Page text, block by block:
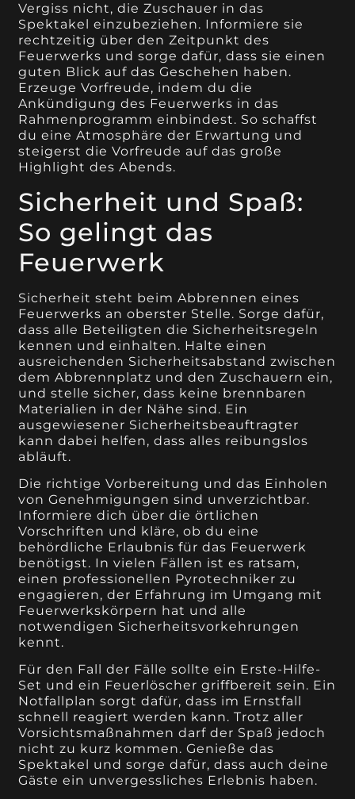
Vergiss nicht, die Zuschauer in das
Spektakel einzubeziehen. Informiere sie
rechtzeitig über den Zeitpunkt des
Feuerwerks und sorge dafür, dass sie einen
guten Blick auf das Geschehen haben.
Erzeuge Vorfreude, indem du die
Ankündigung des Feuerwerks in das
Rahmenprogramm einbindest. So schaffst
du eine Atmosphäre der Erwartung und
steigerst die Vorfreude auf das große
Highlight des Abends.
Sicherheit und Spaß:
So gelingt das
Feuerwerk
Sicherheit steht beim Abbrennen eines
Feuerwerks an oberster Stelle. Sorge dafür,
dass alle Beteiligten die Sicherheitsregeln
kennen und einhalten. Halte einen
ausreichenden Sicherheitsabstand zwischen
dem Abbrennplatz und den Zuschauern ein,
und stelle sicher, dass keine brennbaren
Materialien in der Nähe sind. Ein
ausgewiesener Sicherheitsbeauftragter
kann dabei helfen, dass alles reibungslos
abläuft.
Die richtige Vorbereitung und das Einholen
von Genehmigungen sind unverzichtbar.
Informiere dich über die örtlichen
Vorschriften und kläre, ob du eine
behördliche Erlaubnis für das Feuerwerk
benötigst. In vielen Fällen ist es ratsam,
einen professionellen Pyrotechniker zu
engagieren, der Erfahrung im Umgang mit
Feuerwerkskörpern hat und alle
notwendigen Sicherheitsvorkehrungen
kennt.
Für den Fall der Fälle sollte ein Erste-Hilfe-
Set und ein Feuerlöscher griffbereit sein. Ein
Notfallplan sorgt dafür, dass im Ernstfall
schnell reagiert werden kann. Trotz aller
Vorsichtsmaßnahmen darf der Spaß jedoch
nicht zu kurz kommen. Genieße das
Spektakel und sorge dafür, dass auch deine
Gäste ein unvergessliches Erlebnis haben.